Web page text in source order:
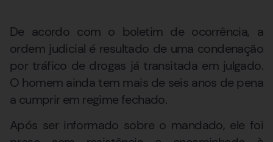
De acordo com o boletim de ocorrência, a
ordem judicial é resultado de uma condenação
por tráfico de drogas já transitada em julgado.
O homem ainda tem mais de seis anos de pena
a cumprir em regime fechado.
Após ser informado sobre o mandado, ele foi